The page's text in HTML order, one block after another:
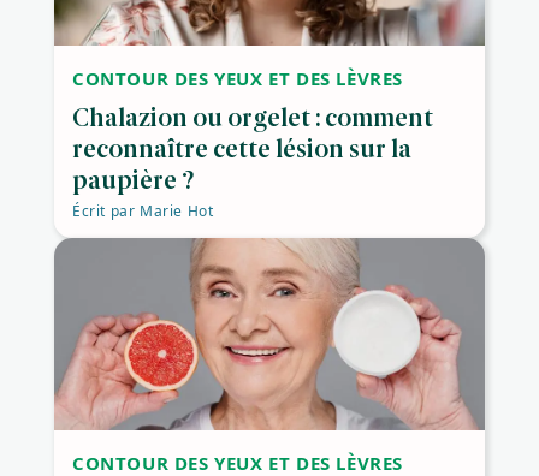
CONTOUR DES YEUX ET DES LÈVRES
Chalazion ou orgelet : comment
reconnaître cette lésion sur la
paupière ?
Écrit par Marie Hot
CONTOUR DES YEUX ET DES LÈVRES